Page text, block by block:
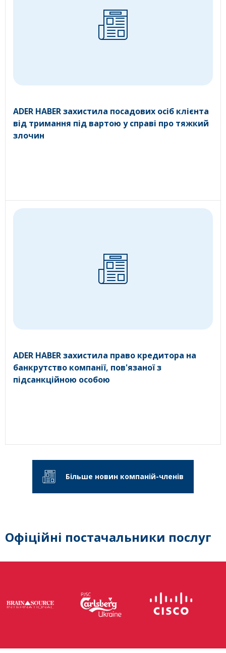
ADER HABER захистила посадових осіб клієнта
від тримання під вартою у справі про тяжкий
злочин
ADER HABER захистила право кредитора на
банкрутство компанії, пов'язаної з
підсанкційною особою
Більше новин компаній-членів
Офіційні постачальники послуг